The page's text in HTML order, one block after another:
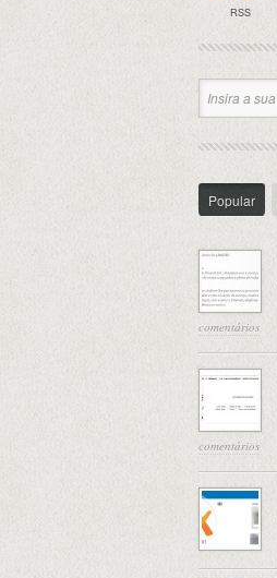
RSS
Popular
comentários
comentários